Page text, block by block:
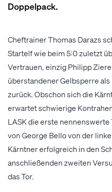
Doppelpack.
Cheftrainer Thomas Darazs
Startelf wie beim 5:0 zuletzt
Vertrauen, einzig Philipp
überstandener Gelbsperre
zurück. Obschon sich die
erwartet schwierige
LASK die erste
von George Bello von der
Kärntner erfolgreich in den
anschließenden zweiten
das Tor.